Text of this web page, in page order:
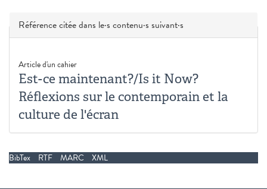
Masquer
Référence citée dans le·s contenu·s suivant·s
Article d'un cahier
Est-ce maintenant?/Is it Now?
Réflexions sur le contemporain et la
culture de l'écran
BibTex RTF MARC XML